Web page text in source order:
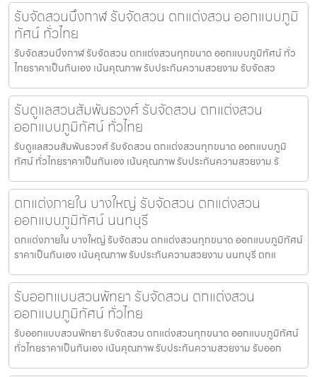
รับจัดสวนบึงกาฬ รับจัดสวน ตกแต่งสวน ออกแบบภูมิ
ทัศน์ ทั่วไทย
รับจัดสวนบึงกาฬ รับจัดสวน ตกแต่งสวนทุกขนาด ออกแบบภูมิทัศน์ ทั่ว
ไทยราคาเป็นกันเอง เน้นคุณภาพ รับประกันความสวยงาม รับจัดสว
รับดูแลสวนสัมพันธวงศ์ รับจัดสวน ตกแต่งสวน
ออกแบบภูมิทัศน์ ทั่วไทย
รับดูแลสวนสัมพันธวงศ์ รับจัดสวน ตกแต่งสวนทุกขนาด ออกแบบภูมิ
ทัศน์ ทั่วไทยราคาเป็นกันเอง เน้นคุณภาพ รับประกันความสวยงาม รั
ตกแต่งภายใน บางใหญ่ รับจัดสวน ตกแต่งสวน
ออกแบบภูมิทัศน์ นนทบุรี
ตกแต่งภายใน บางใหญ่ รับจัดสวน ตกแต่งสวนทุกขนาด ออกแบบภูมิทัศน์
ราคาเป็นกันเอง เน้นคุณภาพ รับประกันความสวยงาม นนทบุรี ตกแ
รับออกแบบสวนพัทยา รับจัดสวน ตกแต่งสวน
ออกแบบภูมิทัศน์ ทั่วไทย
รับออกแบบสวนพัทยา รับจัดสวน ตกแต่งสวนทุกขนาด ออกแบบภูมิทัศน์
ทั่วไทยราคาเป็นกันเอง เน้นคุณภาพ รับประกันความสวยงาม รับออก